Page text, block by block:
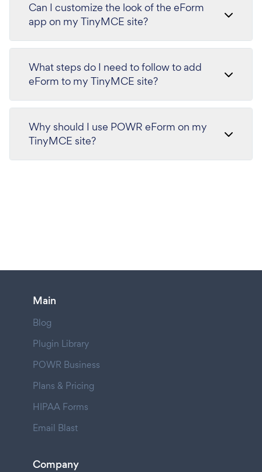
Can I customize the look of the eForm
app on my TinyMCE site?
What steps do I need to follow to add
eForm to my TinyMCE site?
Why should I use POWR eForm on my
TinyMCE site?
Main
Blog
Plugin Library
POWR Business
Plans & Pricing
HIPAA Forms
Email Blast
Company